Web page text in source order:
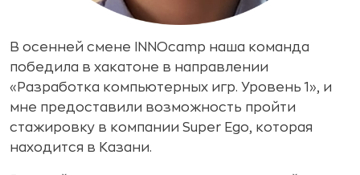
В осенней смене INNOcamp наша команда
победила в хакатоне в направлении
«Разработка компьютерных игр. Уровень 1», и
мне предоставили возможность пройти
стажировку в компании Super Ego, которая
находится в Казани.